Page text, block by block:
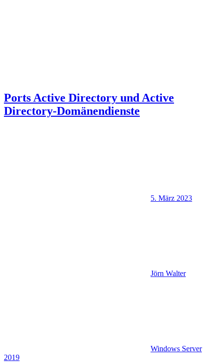
Ports Active Directory und Active
Directory-Domänendienste
5. März 2023
Jörn Walter
Windows Server
2019